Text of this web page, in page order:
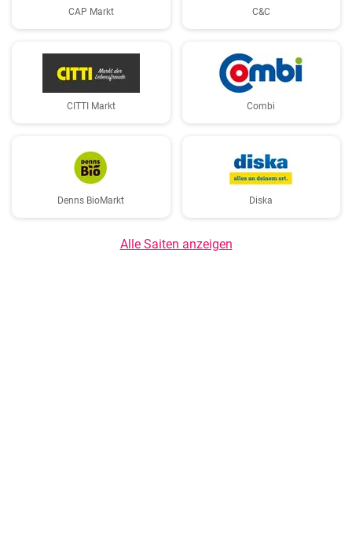
CAP Markt C&C
CITTI Markt Combi
Denns BioMarkt Diska
Alle Saiten anzeigen